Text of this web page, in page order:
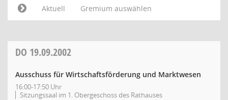
Aktuell
Gremium auswählen
DO 19.09.2002
Ausschuss für Wirtschaftsförderung und Marktwesen
16:00-17:50 Uhr
Sitzungssaal im 1. Obergeschoss des Rathauses